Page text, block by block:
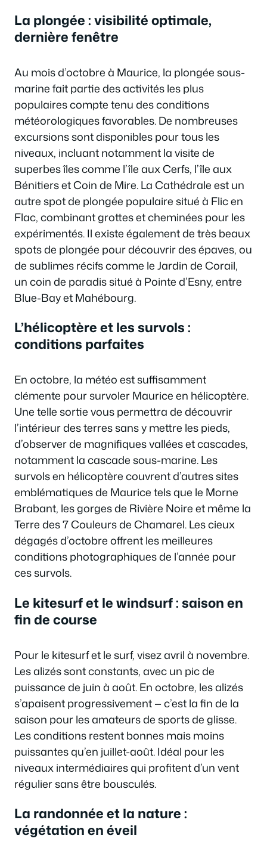
La plongée : visibilité optimale,
dernière fenêtre
Au mois d’octobre à Maurice, la plongée sous-
marine fait partie des activités les plus
populaires compte tenu des conditions
météorologiques favorables. De nombreuses
excursions sont disponibles pour tous les
niveaux, incluant notamment la visite de
superbes îles comme l’île aux Cerfs, l’île aux
Bénitiers et Coin de Mire. La Cathédrale est un
autre spot de plongée populaire situé à Flic en
Flac, combinant grottes et cheminées pour les
expérimentés. Il existe également de très beaux
spots de plongée pour découvrir des épaves, ou
de sublimes récifs comme le Jardin de Corail,
un coin de paradis situé à Pointe d’Esny, entre
Blue-Bay et Mahébourg.
L’hélicoptère et les survols :
conditions parfaites
En octobre, la météo est suffisamment
clémente pour survoler Maurice en hélicoptère.
Une telle sortie vous permettra de découvrir
l’intérieur des terres sans y mettre les pieds,
d’observer de magnifiques vallées et cascades,
notamment la cascade sous-marine. Les
survols en hélicoptère couvrent d’autres sites
emblématiques de Maurice tels que le Morne
Brabant, les gorges de Rivière Noire et même la
Terre des 7 Couleurs de Chamarel. Les cieux
dégagés d’octobre offrent les meilleures
conditions photographiques de l’année pour
ces survols.
Le kitesurf et le windsurf : saison en
fin de course
Pour le kitesurf et le surf, visez avril à novembre.
Les alizés sont constants, avec un pic de
puissance de juin à août. En octobre, les alizés
s’apaisent progressivement — c’est la fin de la
saison pour les amateurs de sports de glisse.
Les conditions restent bonnes mais moins
puissantes qu’en juillet-août. Idéal pour les
niveaux intermédiaires qui profitent d’un vent
régulier sans être bousculés.
La randonnée et la nature :
végétation en éveil